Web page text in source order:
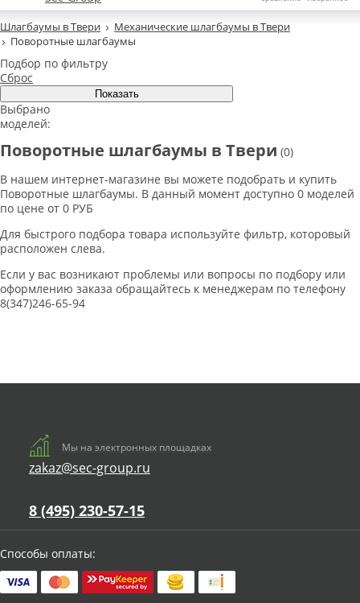
Шлагбаумы в Твери
Механические шлагбаумы в Твери
Поворотные шлагбаумы
Подбор по фильтру
Сброс
Выбрано
моделей:
Поворотные шлагбаумы в Твери (0)
В нашем интернет-магазине вы можете подобрать и купить
Поворотные шлагбаумы. В данный момент доступно 0 моделей
по цене от 0 РУБ
Для быстрого подбора товара используйте фильтр, которовый
расположен слева.
Если у вас возникают проблемы или вопросы по подбору или
оформлению заказа обращайтесь к менеджерам по телефону
8(347)246-65-94
Мы на электронных площадках
zakaz@sec-group.ru
8 (495) 230-57-15
Способы оплаты: